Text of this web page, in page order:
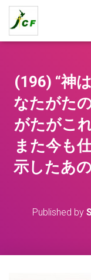
(196) “神
なたがた
がたがこ
また今も
示したあ
Published by